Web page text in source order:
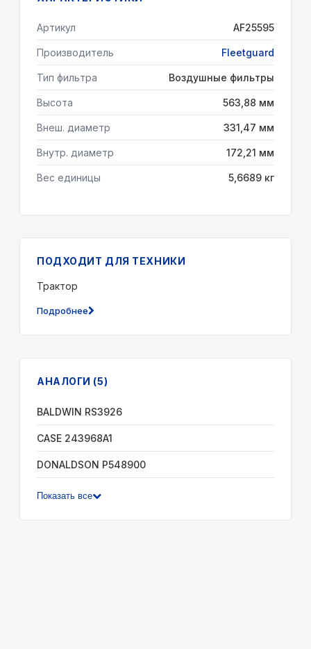
Артикул AF25595
Производитель Fleetguard
Тип фильтра Воздушные фильтры
Высота 563,88 мм
Внеш. диаметр 331,47 мм
Внутр. диаметр 172,21 мм
Вес единицы 5,6689 кг
ПОДХОДИТ ДЛЯ ТЕХНИКИ
Трактор
Подробнее
АНАЛОГИ (5)
BALDWIN RS3926
CASE 243968A1
DONALDSON P548900
Показать все